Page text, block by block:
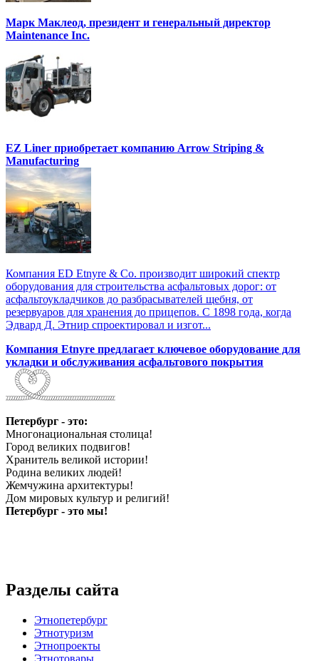
Марк Маклеод, президент и генеральный директор
Maintenance Inc.
EZ Liner приобретает компанию Arrow Striping &
Manufacturing
Компания ED Etnyre & Co. производит широкий спектр
оборудования для строительства асфальтовых дорог: от
асфальтоукладчиков до разбрасывателей щебня, от
резервуаров для хранения до прицепов. С 1898 года, когда
Эдвард Д. Этнир спроектировал и изгот...
Компания Etnyre предлагает ключевое оборудование для
укладки и обслуживания асфальтового покрытия
Петербург - это:
Многонациональная столица!
Город великих подвигов!
Хранитель великой истории!
Родина великих людей!
Жемчужина архитектуры!
Дом мировых культур и религий!
Петербург - это мы!
Разделы сайта
Этнопетербург
Этнотуризм
Этнопроекты
Этнотовары